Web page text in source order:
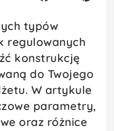
typów
regulowanych
konstrukcję
do Twojego
W artykule
parametry,
oraz różnice